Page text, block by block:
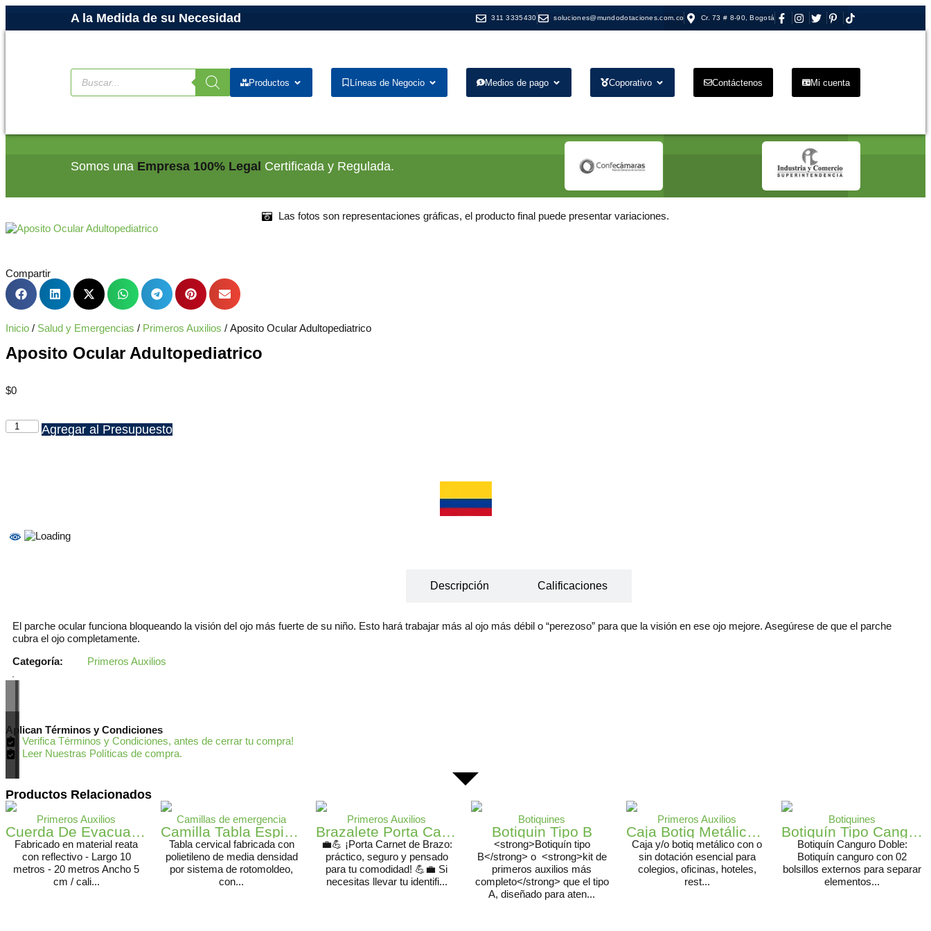
A la Medida de su Necesidad 311 3335430 soluciones@mundodotaciones.com.co Cr. 73 # 8-90, Bogotá
Productos Líneas de Negocio Medios de pago Coporativo Contáctenos Mi cuenta
Somos una Empresa 100% Legal Certificada y Regulada.
Las fotos son representaciones gráficas, el producto final puede presentar variaciones.
Compartir
Inicio / Salud y Emergencias / Primeros Auxilios / Aposito Ocular Adultopediatrico
Aposito Ocular Adultopediatrico
$0
Agregar al Presupuesto
Descripción Calificaciones
El parche ocular funciona bloqueando la visión del ojo más fuerte de su niño. Esto hará trabajar más al ojo más débil o “perezoso” para que la visión en ese ojo mejore. Asegúrese de que el parche
cubra el ojo completamente.
Categoría:
Primeros Auxilios
Aplican Términos y Condiciones
Verifica Términos y Condiciones, antes de cerrar tu compra!
Leer Nuestras Políticas de compra.
Productos Relacionados
Primeros Auxilios
Cuerda De Evacuación 10/13/20 Niños
Fabricado en material reata
con reflectivo - Largo 10
metros - 20 metros Ancho 5
cm / cali...
Camillas de emergencia
Camilla Tabla Espinal
Tabla cervical fabricada con
polietileno de media densidad
por sistema de rotomoldeo,
con...
Primeros Auxilios
Brazalete Porta Carnet
💼💪 ¡Porta Carnet de Brazo:
práctico, seguro y pensado
para tu comodidad! 💪💼 Si
necesitas llevar tu identifi...
Botiquines
Botiquin Tipo B
<strong>Botiquín tipo
B</strong> o <strong>kit de
primeros auxilios más
completo</strong> que el tipo
A, diseñado para aten...
Primeros Auxilios
Caja Botiq Metálico Pequeño 27x22x10
Caja y/o botiq metálico con o
sin dotación esencial para
colegios, oficinas, hoteles,
rest...
Botiquines
Botiquín Tipo Canguro
Botiquín Canguro Doble:
Botiquín canguro con 02
bolsillos externos para separar
elementos...